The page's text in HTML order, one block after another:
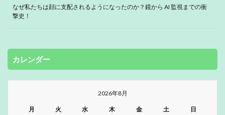
なぜ私たちは顔に支配されるようになったのか？鏡から AI 監視までの衝
撃史！
カレンダー
2026年8月
月 火 水 木 金 土 日